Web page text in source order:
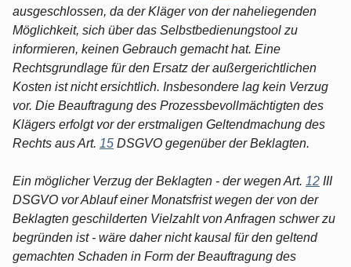
ausgeschlossen, da der Kläger von der naheliegenden
Möglichkeit, sich über das Selbstbedienungstool zu
informieren, keinen Gebrauch gemacht hat. Eine
Rechtsgrundlage für den Ersatz der außergerichtlichen
Kosten ist nicht ersichtlich. Insbesondere lag kein Verzug
vor. Die Beauftragung des Prozessbevollmächtigten des
Klägers erfolgt vor der erstmaligen Geltendmachung des
Rechts aus Art. 15 DSGVO gegenüber der Beklagten.
Ein möglicher Verzug der Beklagten - der wegen Art. 12 III
DSGVO vor Ablauf einer Monatsfrist wegen der von der
Beklagten geschilderten Vielzahlt von Anfragen schwer zu
begründen ist - wäre daher nicht kausal für den geltend
gemachten Schaden in Form der Beauftragung des